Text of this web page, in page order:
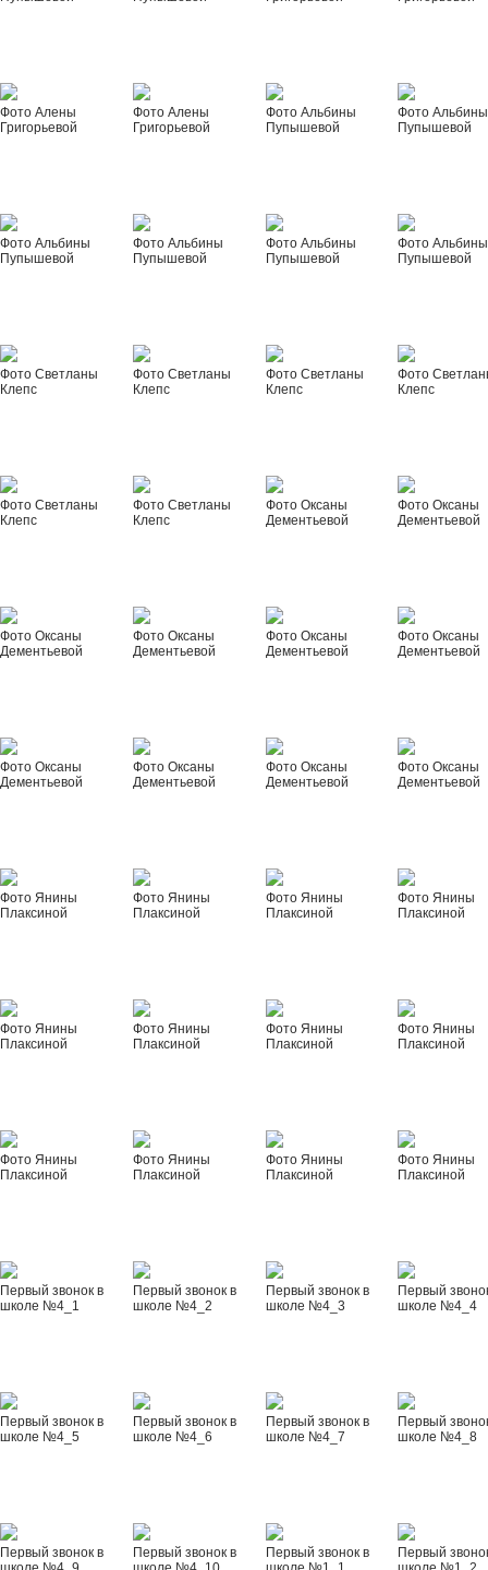
Фото Алены
Григорьевой
Фото Алены
Григорьевой
Фото Альбины
Пупышевой
Фото Альбины
Пупышевой
Фото Альбины
Пупышевой
Фото Альбины
Пупышевой
Фото Альбины
Пупышевой
Фото Альбины
Пупышевой
Фото Светланы
Клепс
Фото Светланы
Клепс
Фото Светланы
Клепс
Фото
Клепс
Фото Светланы
Клепс
Фото Светланы
Клепс
Фото Оксаны
Дементьевой
Фото Оксаны
Дементьевой
Фото Оксаны
Дементьевой
Фото Оксаны
Дементьевой
Фото Оксаны
Дементьевой
Фото Оксаны
Дементьевой
Фото Оксаны
Дементьевой
Фото Оксаны
Дементьевой
Фото Оксаны
Дементьевой
Фото Оксаны
Дементьевой
Фото Янины
Плаксиной
Фото Янины
Плаксиной
Фото Янины
Плаксиной
Фото Янины
Плаксиной
Фото Янины
Плаксиной
Фото Янины
Плаксиной
Фото Янины
Плаксиной
Фото Янины
Плаксиной
Фото Янины
Плаксиной
Фото Янины
Плаксиной
Фото Янины
Плаксиной
Фото Янины
Плаксиной
Первый звонок в
школе №4_1
Первый звонок в
школе №4_2
Первый звонок в
школе №4_3
Первый
школе №4_4
Первый звонок в
школе №4_5
Первый звонок в
школе №4_6
Первый звонок в
школе №4_7
Первый
школе №4_8
Первый звонок в
Первый звонок в
Первый звонок в
Первый